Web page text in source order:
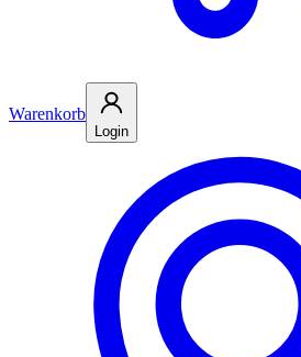
Warenkorb
Login